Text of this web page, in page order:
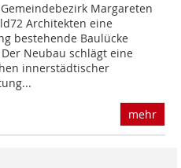
Margareten
Architekten eine
bestehende Baulücke
Neubau schlägt eine
innerstädtischer
mehr